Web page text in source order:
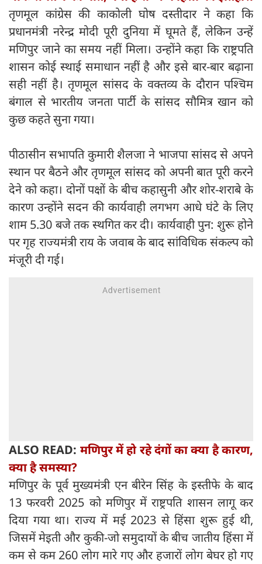
तृणमूल कांग्रेस की काकोली घोष दस्तीदार ने कहा कि
प्रधानमंत्री नरेन्द्र मोदी पूरी दुनिया में घूमते हैं, लेकिन उन्हें
मणिपुर जाने का समय नहीं मिला। उन्होंने कहा कि राष्ट्रपति
शासन कोई स्थाई समाधान नहीं है और इसे बार-बार बढ़ाना
सही नहीं है। तृणमूल सांसद के वक्तव्य के दौरान पश्चिम
बंगाल से भारतीय जनता पार्टी के सांसद सौमित्र खान को
कुछ कहते सुना गया।
पीठासीन सभापति कुमारी शैलजा ने भाजपा सांसद से अपने
स्थान पर बैठने और तृणमूल सांसद को अपनी बात पूरी करने
देने को कहा। दोनों पक्षों के बीच कहासुनी और शोर-शराबे के
कारण उन्होंने सदन की कार्यवाही लगभग आधे घंटे के लिए
शाम 5.30 बजे तक स्थगित कर दी। कार्यवाही पुन: शुरू होने
पर गृह राज्यमंत्री राय के जवाब के बाद सांविधिक संकल्प को
मंजूरी दी गई।
ALSO READ: मणिपुर में हो रहे दंगों का क्या है कारण,
क्या है समस्या?
मणिपुर के पूर्व मुख्यमंत्री एन बीरेन सिंह के इस्तीफे के बाद
13 फरवरी 2025 को मणिपुर में राष्ट्रपति शासन लागू कर
दिया गया था। राज्य में मई 2023 से हिंसा शुरू हुई थी,
जिसमें मेइती और कुकी-जो समुदायों के बीच जातीय हिंसा में
कम से कम 260 लोग मारे गए और हजारों लोग बेघर हो गए